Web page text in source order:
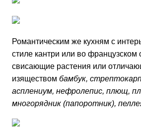
Романтическим же кухням с
стиле кантри или во французском
свисающие растения или
изяществом бамбук,
асплениум, нефролепис, плющ,
многорядник (папоротник),